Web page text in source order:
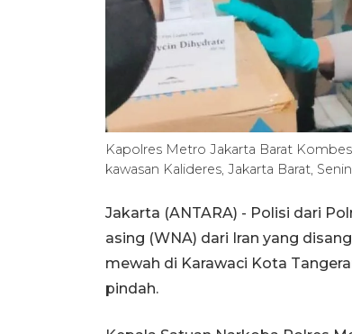
Kapolres Metro Jakarta Barat
kawasan Kalideres, Jakarta Barat,
Jakarta (ANTARA) - Polisi dari
asing (WNA) dari Iran yang
mewah di Karawaci Kota
pindah.